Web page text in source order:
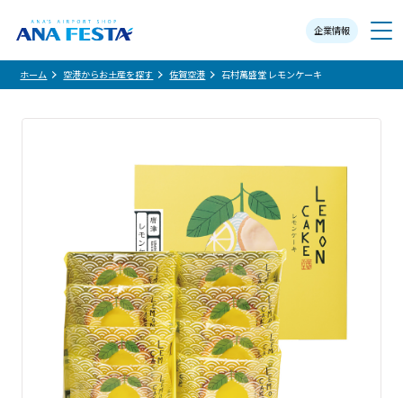
企業情報
メニュー
ホーム 空港からお土産を探す 佐賀空港 石村萬盛堂 レモンケーキ